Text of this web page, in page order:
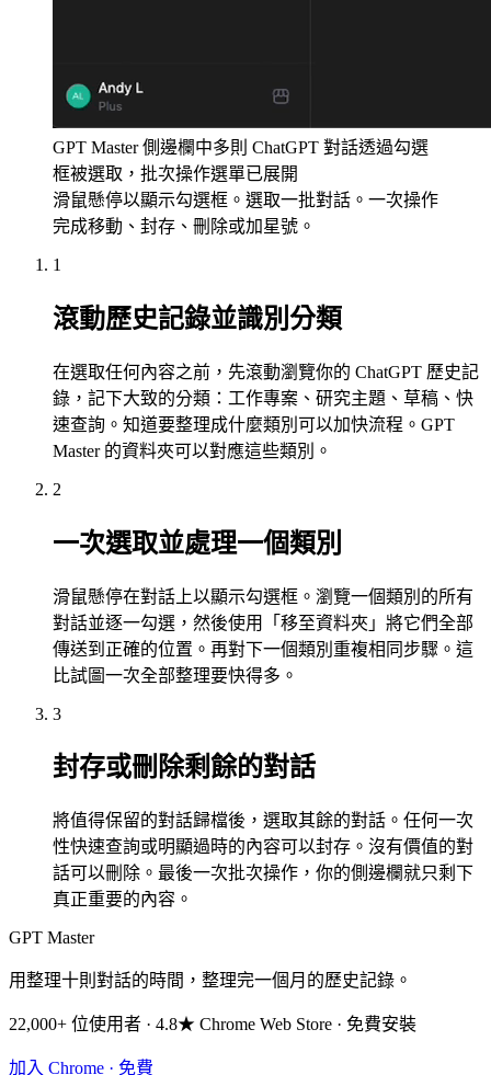
GPT Master 側邊欄中多則 ChatGPT 對話透過勾選
框被選取，批次操作選單已展開
滑鼠懸停以顯示勾選框。選取一批對話。一次操作
完成移動、封存、刪除或加星號。
1
滾動歷史記錄並識別分類
在選取任何內容之前，先滾動瀏覽你的 ChatGPT 歷史記
錄，記下大致的分類：工作專案、研究主題、草稿、快
速查詢。知道要整理成什麼類別可以加快流程。GPT
Master 的資料夾可以對應這些類別。
2
一次選取並處理一個類別
滑鼠懸停在對話上以顯示勾選框。瀏覽一個類別的所有
對話並逐一勾選，然後使用「移至資料夾」將它們全部
傳送到正確的位置。再對下一個類別重複相同步驟。這
比試圖一次全部整理要快得多。
3
封存或刪除剩餘的對話
將值得保留的對話歸檔後，選取其餘的對話。任何一次
性快速查詢或明顯過時的內容可以封存。沒有價值的對
話可以刪除。最後一次批次操作，你的側邊欄就只剩下
真正重要的內容。
GPT Master
用整理十則對話的時間，整理完一個月的歷史記錄。
22,000+ 位使用者 · 4.8★ Chrome Web Store · 免費安裝
加入 Chrome · 免費